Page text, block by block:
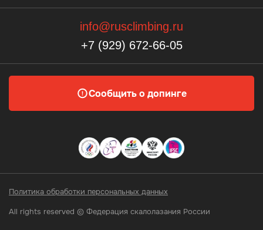
info@rusclimbing.ru
+7 (929) 672-66-05
Сообщить о допинге
Политика обработки персональных данных
All rights reserved © Федерация скалолазания России